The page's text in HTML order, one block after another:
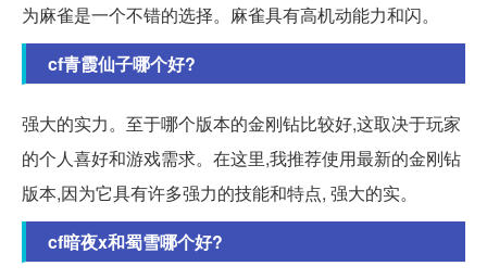
为麻雀是一个不错的选择。麻雀具有高机动能力和闪。
cf青霞仙子哪个好?
强大的实力。至于哪个版本的金刚钻比较好,这取决于玩家
的个人喜好和游戏需求。在这里,我推荐使用最新的金刚钻
版本,因为它具有许多强力的技能和特点, 强大的实。
cf暗夜x和蜀雪哪个好?